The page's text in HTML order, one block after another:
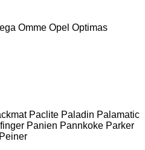
Omme Opel Optimas
Paclite Paladin Palamatic
Panien Pannkoke Parker
Peiner